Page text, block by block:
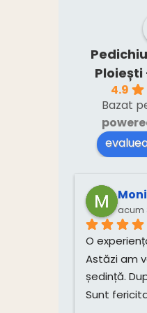
4.9
Bazat
acum
O
Astăzi am
ședință.
Sunt